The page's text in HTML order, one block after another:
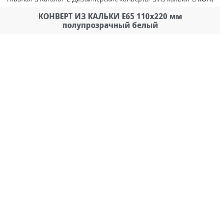
КОНВЕРТ ИЗ КАЛЬКИ Е65 110х220 мм
полупрозрачный белый